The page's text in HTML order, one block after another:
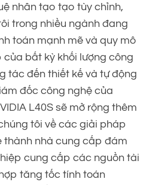
nhân tạo tạo tùy chỉnh,
trong nhiều ngành đang
toán mạnh mẽ và quy mô
bất kỳ khối lượng công
tác đến thiết kế và tự động
đốc công nghệ của
L40S sẽ mở rộng thêm
tôi về các giải pháp
thành nhà cung cấp đám
cung cấp các nguồn tài
tăng tốc tính toán